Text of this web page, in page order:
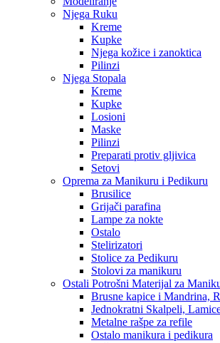
Njega Ruku
Kreme
Kupke
Njega kožice i zanoktica
Pilinzi
Njega Stopala
Kreme
Kupke
Losioni
Maske
Pilinzi
Preparati protiv gljivica
Setovi
Oprema za Manikuru i Pedikuru
Brusilice
Grijači parafina
Lampe za nokte
Ostalo
Stelirizatori
Stolice za Pedikuru
Stolovi za manikuru
Ostali Potrošni Materijal za
Brusne kapice i Mandrina,
Jednokratni Skalpeli,
Metalne rašpe za refile
Ostalo manikura i pedikura